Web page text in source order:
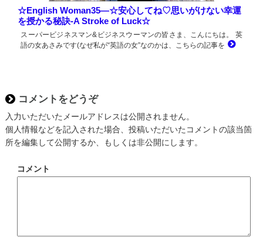
☆English Woman35―☆安心してね♡思いがけない幸運
を授かる秘訣-A Stroke of Luck☆
スーパービジネスマン&ビジネスウーマンの皆さま、こんにちは。 英
語の女あさみです(なぜ私が“英語の女”なのかは、こちらの記事を
コメントをどうぞ
入力いただいたメールアドレスは公開されません。
個人情報などを記入された場合、投稿いただいたコメントの該当箇
所を編集して公開するか、もしくは非公開にします。
コメント